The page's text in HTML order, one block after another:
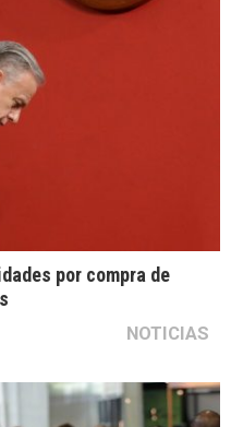
por compra de
NOTICIAS